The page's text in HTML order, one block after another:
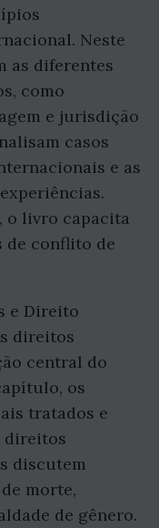
Neste
as diferentes
como
e jurisdição
casos
e as
o livro capacita
de conflito de
e Direito
direitos
central do
os
tratados e
direitos
discutem
morte,
de gênero.